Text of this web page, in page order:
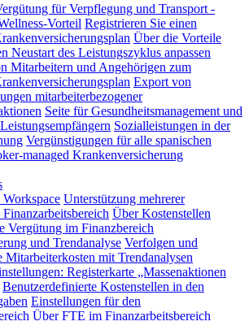
für Verpflegung und Transport -
Vorteil Registrieren Sie einen
Über die Vorteile
Neustart des Leistungszyklus anpassen
Mitarbeitern und Angehörigen zum
Export von
mitarbeiterbezogener
Seite für Gesundheitsmanagement und
Sozialleistungen in der
Vergünstigungen für alle spanischen
managed Krankenversicherung
Unterstützung mehrerer
Über Kostenstellen
Vergütung im Finanzbereich
und Trendanalyse Verfolgen und
Mitarbeiterkosten mit Trendanalysen
Registerkarte „Massenaktionen
Benutzerdefinierte Kostenstellen in den
Einstellungen für den
Über FTE im Finanzarbeitsbereich